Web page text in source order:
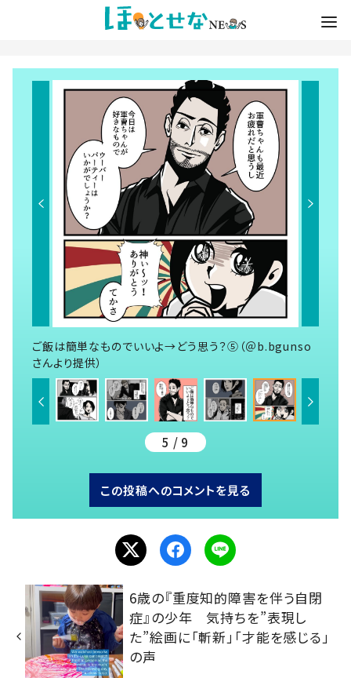
ご飯は簡単なものでいいよ→どう思う？⑤（＠b.bgunso
さんより提供）
5 / 9
この投稿へのコメントを見る
6歳の『重度知的障害を伴う自閉
症』の少年 気持ちを”表現し
た”絵画に「斬新」「才能を感じる」
の声